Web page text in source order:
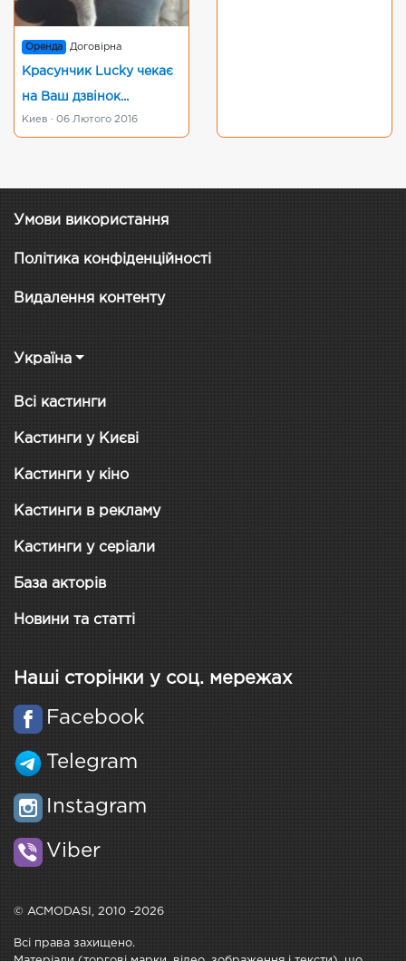
Оренда Договірна
Красунчик Lucky чекає
на Ваш дзвінок...
Киев · 06 Лютого 2016
Умови використання
Політика конфіденційності
Видалення контенту
Україна
Всі кастинги
Кастинги у Києві
Кастинги у кіно
Кастинги в рекламу
Кастинги у серіали
База акторів
Новини та статті
Наші сторінки у соц. мережах
Facebook
Telegram
Instagram
Viber
© ACMODASI, 2010 -2026
Всі права захищено.